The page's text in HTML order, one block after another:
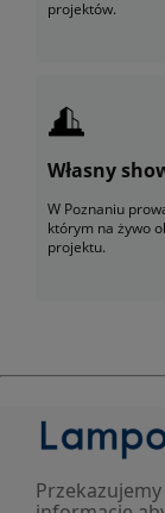
projektów.
Własny
W Poznaniu
którym na żywo
projektu.